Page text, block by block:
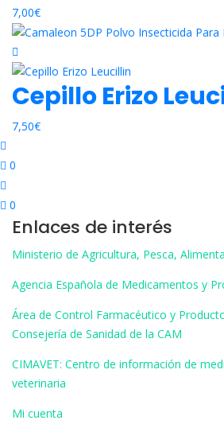
7,00€
Cepillo Erizo
7,50€
0
0
Enlaces de interés
Ministerio de Agricultura, Pesca,
Agencia Española de Medicamentos y
Área de Control Farmacéutico y
Consejería de Sanidad de la CAM
CIMAVET: Centro de información de
veterinaria
Mi cuenta